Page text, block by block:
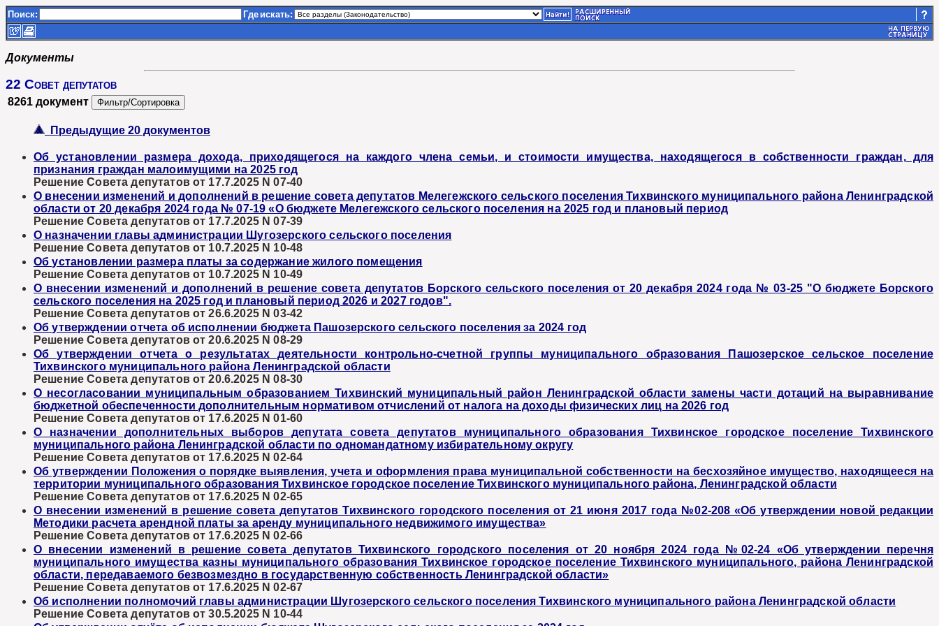
Поиск: Где искать:
Документы
22 Совет депутатов
8261 документ
Предыдущие 20 документов
Об установлении размера дохода, приходящегося на каждого члена семьи, и стоимости имущества, находящегося в собственности граждан, для
признания граждан малоимущими на 2025 год
Решение Совета депутатов от 17.7.2025 N 07-40
О внесении изменений и дополнений в решение совета депутатов Мелегежского сельского поселения Тихвинского муниципального района Ленинградской
области от 20 декабря 2024 года № 07-19 «О бюджете Мелегежского сельского поселения на 2025 год и плановый период
Решение Совета депутатов от 17.7.2025 N 07-39
О назначении главы администрации Шугозерского сельского поселения
Решение Совета депутатов от 10.7.2025 N 10-48
Об установлении размера платы за содержание жилого помещения
Решение Совета депутатов от 10.7.2025 N 10-49
О внесении изменений и дополнений в решение совета депутатов Борского сельского поселения от 20 декабря 2024 года № 03-25 "О бюджете Борского
сельского поселения на 2025 год и плановый период 2026 и 2027 годов".
Решение Совета депутатов от 26.6.2025 N 03-42
Об утверждении отчета об исполнении бюджета Пашозерского сельского поселения за 2024 год
Решение Совета депутатов от 20.6.2025 N 08-29
Об утверждении отчета о результатах деятельности контрольно-счетной группы муниципального образования Пашозерское сельское поселение
Тихвинского муниципального района Ленинградской области
Решение Совета депутатов от 20.6.2025 N 08-30
О несогласовании муниципальным образованием Тихвинский муниципальный район Ленинградской области замены части дотаций на выравнивание
бюджетной обеспеченности дополнительным нормативом отчислений от налога на доходы физических лиц на 2026 год
Решение Совета депутатов от 17.6.2025 N 01-60
О назначении дополнительных выборов депутата совета депутатов муниципального образования Тихвинское городское поселение Тихвинского
муниципального района Ленинградской области по одномандатному избирательному округу
Решение Совета депутатов от 17.6.2025 N 02-64
Об утверждении Положения о порядке выявления, учета и оформления права муниципальной собственности на бесхозяйное имущество, находящееся на
территории муниципального образования Тихвинское городское поселение Тихвинского муниципального района, Ленинградской области
Решение Совета депутатов от 17.6.2025 N 02-65
О внесении изменений в решение совета депутатов Тихвинского городского поселения от 21 июня 2017 года №02-208 «Об утверждении новой редакции
Методики расчета арендной платы за аренду муниципального недвижимого имущества»
Решение Совета депутатов от 17.6.2025 N 02-66
О внесении изменений в решение совета депутатов Тихвинского городского поселения от 20 ноября 2024 года №02-24 «Об утверждении перечня
муниципального имущества казны муниципального образования Тихвинское городское поселение Тихвинского муниципального, района Ленинградской
области, передаваемого безвозмездно в государственную собственность Ленинградской области»
Решение Совета депутатов от 17.6.2025 N 02-67
Об исполнении полномочий главы администрации Шугозерского сельского поселения Тихвинского муниципального района Ленинградской области
Решение Совета депутатов от 30.5.2025 N 10-44